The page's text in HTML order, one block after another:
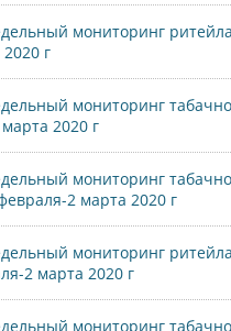
мониторинг
г
мониторинг
2020 г
мониторинг
2 марта 2020 г
мониторинг
2 марта 2020 г
мониторинг